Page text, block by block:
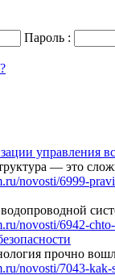
Пароль :
управления
— это
прочно